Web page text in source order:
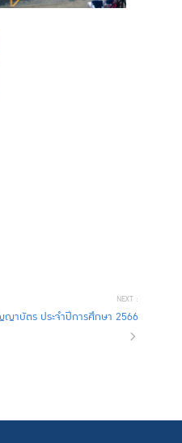
าบัตร ประจำปีการศึกษา 2566